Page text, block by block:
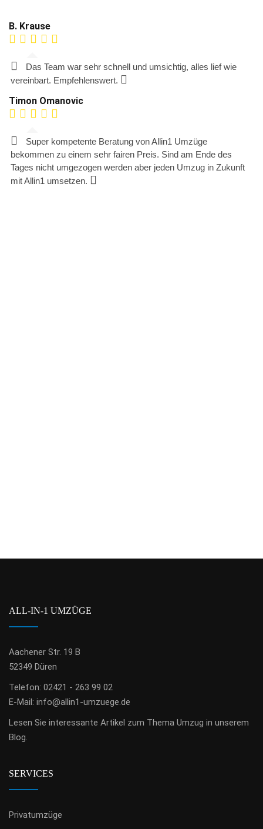
B. Krause
Das Team war sehr schnell und umsichtig, alles lief wie
vereinbart. Empfehlenswert.
Timon Omanovic
Super kompetente Beratung von Allin1 Umzüge
bekommen zu einem sehr fairen Preis. Sind am Ende des
Tages nicht umgezogen werden aber jeden Umzug in Zukunft
mit Allin1 umsetzen.
ALL-IN-1 UMZÜGE
Aachener Str. 19 B
52349 Düren
Telefon: 02421 - 263 99 02
E-Mail: info@allin1-umzuege.de
Lesen Sie interessante Artikel zum Thema Umzug in unserem
Blog.
SERVICES
Privatumzüge